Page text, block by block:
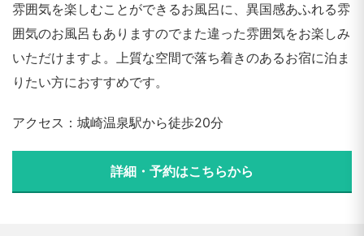
雰囲気を楽しむことができるお風呂に、異国感あふれる雰
囲気のお風呂もありますのでまた違った雰囲気をお楽しみ
いただけますよ。上質な空間で落ち着きのあるお宿に泊ま
りたい方におすすめです。
アクセス：城崎温泉駅から徒歩20分
詳細・予約はこちらから